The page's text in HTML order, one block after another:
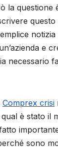
la questione
e
necessario
Comprex crisi
è stato il
sono